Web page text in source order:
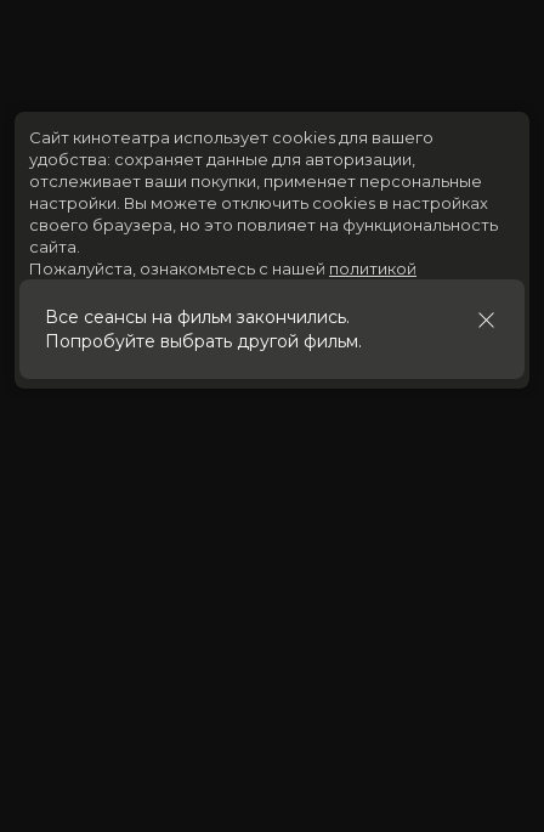
Все сеансы на фильм закончились.
Попробуйте выбрать другой фильм.
Сайт кинотеатра использует cookies для вашего
удобства: сохраняет данные для авторизации,
отслеживает ваши покупки, применяет персональные
настройки. Вы можете отключить cookies в настройках
своего браузера, но это повлияет на функциональность
сайта.
Пожалуйста, ознакомьтесь с нашей политикой
Принять